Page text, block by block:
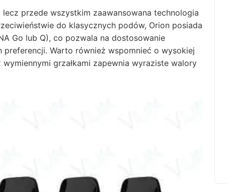
przede wszystkim zaawansowana technologia
do klasycznych podów, Orion posiada
Go lub Q), co pozwala na dostosowanie
Warto również wspomnieć o wysokiej
grzałkami zapewnia wyraziste walory